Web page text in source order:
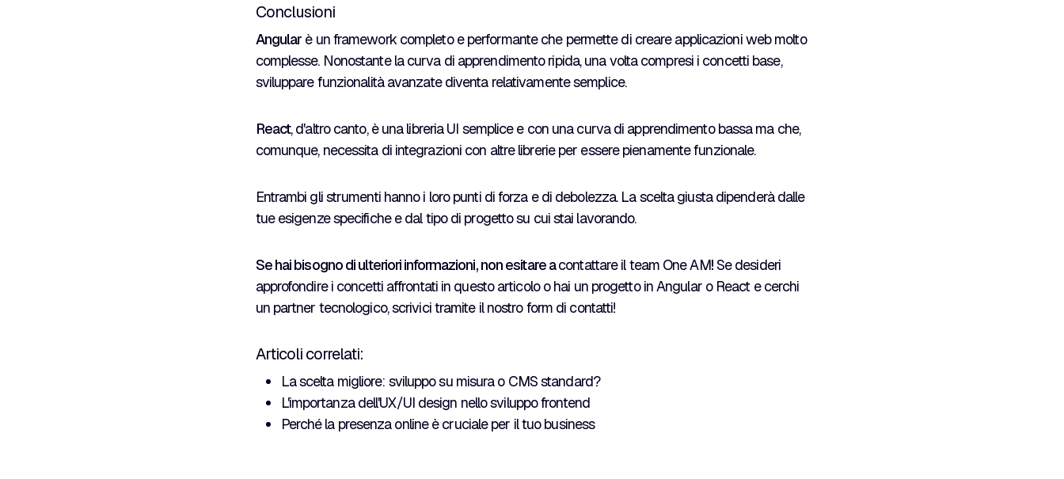
Conclusioni
Angular è un framework completo e performante che permette di creare applicazioni web molto
complesse. Nonostante la curva di apprendimento ripida, una volta compresi i concetti base,
sviluppare funzionalità avanzate diventa relativamente semplice.
React, d'altro canto, è una libreria UI semplice e con una curva di apprendimento bassa ma che,
comunque, necessita di integrazioni con altre librerie per essere pienamente funzionale.
Entrambi gli strumenti hanno i loro punti di forza e di debolezza. La scelta giusta dipenderà dalle
tue esigenze specifiche e dal tipo di progetto su cui stai lavorando.
Se hai bisogno di ulteriori informazioni, non esitare acontattare il team One AM!Se desideri
approfondire i concetti affrontati in questo articolo o hai un progetto in Angular o React e cerchi
un partner tecnologico, scrivici tramite il nostro form di contatti!
Articoli correlati:
La scelta migliore: sviluppo su misura o CMS standard?
L'importanza dell'UX/UI design nello sviluppo frontend
Perché la presenza online è cruciale per il tuo business